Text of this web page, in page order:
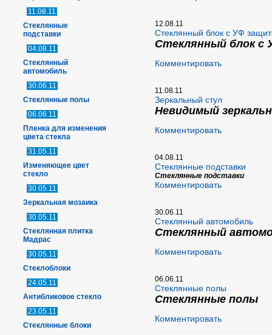
11.08.11
Стеклянные
подставки
04.08.11
Стеклянный
автомобиль
30.06.11
Стеклянные полы
06.06.11
Пленка для изменения
цвета стекла
31.05.11
Изменяющее цвет
стекло
30.05.11
Зеркальная мозаика
30.05.11
Стеклянная плитка
Мадрас
30.05.11
Стеклоблоки
24.05.11
Антибликовое стекло
23.05.11
Стеклянные блоки
12.08.11
Стеклянный блок с УФ
Стеклянный блок с
Комментировать
11.08.11
Зеркальный стул
Невидимый
Комментировать
04.08.11
Стеклянные подставки
Стеклянные подставки
Комментировать
30.06.11
Стеклянный автомобиль
Стеклянный
Комментировать
06.06.11
Стеклянные полы
Стеклянные полы
Комментировать